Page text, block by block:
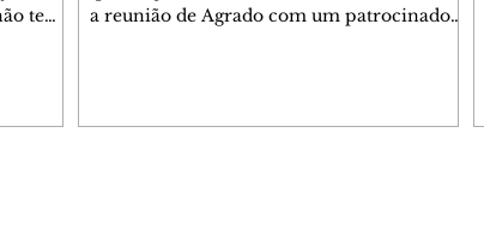
tem
a reunião de Agrado com um patrocinador.